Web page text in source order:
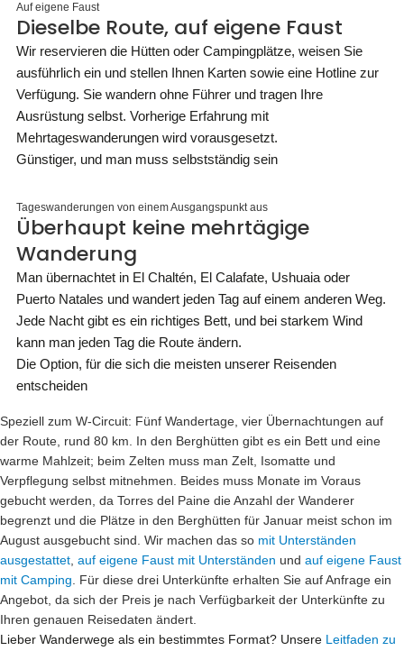
Auf eigene Faust
Dieselbe Route, auf eigene Faust
Wir reservieren die Hütten oder Campingplätze, weisen Sie
ausführlich ein und stellen Ihnen Karten sowie eine Hotline zur
Verfügung. Sie wandern ohne Führer und tragen Ihre
Ausrüstung selbst. Vorherige Erfahrung mit
Mehrtageswanderungen wird vorausgesetzt.
Günstiger, und man muss selbstständig sein
Tageswanderungen von einem Ausgangspunkt aus
Überhaupt keine mehrtägige
Wanderung
Man übernachtet in El Chaltén, El Calafate, Ushuaia oder
Puerto Natales und wandert jeden Tag auf einem anderen Weg.
Jede Nacht gibt es ein richtiges Bett, und bei starkem Wind
kann man jeden Tag die Route ändern.
Die Option, für die sich die meisten unserer Reisenden
entscheiden
Speziell zum W-Circuit: Fünf Wandertage, vier Übernachtungen auf
der Route, rund 80 km. In den Berghütten gibt es ein Bett und eine
warme Mahlzeit; beim Zelten muss man Zelt, Isomatte und
Verpflegung selbst mitnehmen. Beides muss Monate im Voraus
gebucht werden, da Torres del Paine die Anzahl der Wanderer
begrenzt und die Plätze in den Berghütten für Januar meist schon im
August ausgebucht sind. Wir machen das so mit Unterständen
ausgestattet auf eigene Faust mit Unterständen und auf eigene Faust
mit Camping . Für diese drei Unterkünfte erhalten Sie auf Anfrage ein
Angebot, da sich der Preis je nach Verfügbarkeit der Unterkünfte zu
Ihren genauen Reisedaten ändert.
Lieber Wanderwege als ein bestimmtes Format? Unsere Leitfaden zu